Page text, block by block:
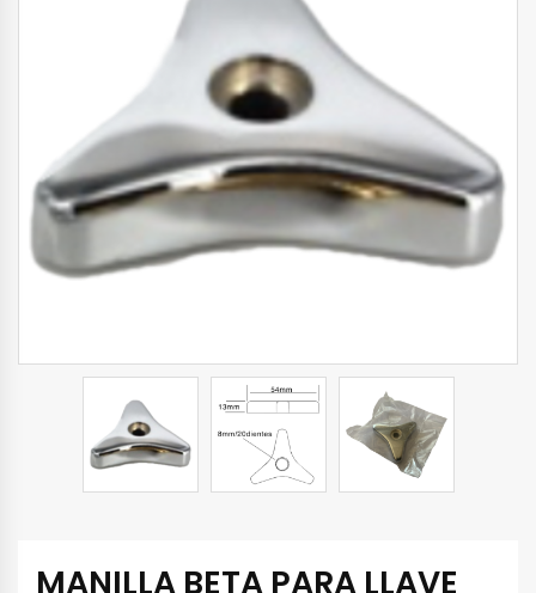
MANILLA BETA PARA LLAVE